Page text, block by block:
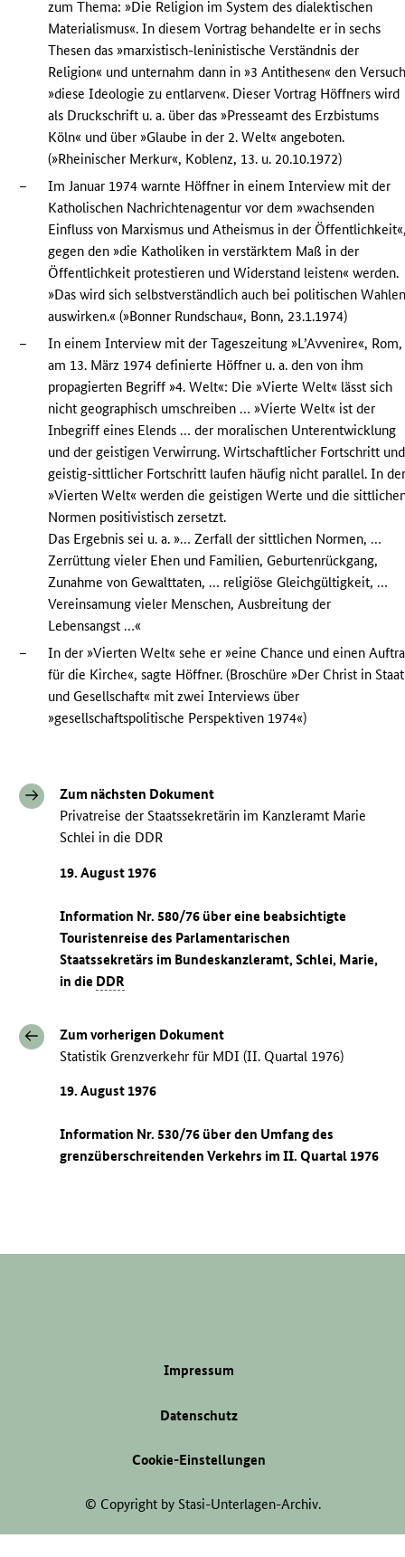
zum Thema: »Die Religion im System des dialektischen
Materialismus«. In diesem Vortrag behandelte er in sechs
Thesen das »marxistisch-leninistische Verständnis der
Religion« und unternahm dann in »3 Antithesen« den
»diese Ideologie zu entlarven«. Dieser Vortrag Höffners wird
als Druckschrift u. a. über das »Presseamt des Erzbistums
Köln« und über »Glaube in der 2. Welt« angeboten.
(»Rheinischer Merkur«, Koblenz, 13. u. 20.10.1972)
–
Im Januar 1974 warnte Höffner in einem Interview mit der
Katholischen Nachrichtenagentur vor dem »wachsenden
Einfluss von Marxismus und Atheismus in der
gegen den »die Katholiken in verstärktem Maß in der
Öffentlichkeit protestieren und Widerstand leisten« werden.
»Das wird sich selbstverständlich auch bei politischen
auswirken.« (»Bonner Rundschau«, Bonn, 23.1.1974)
–
In einem Interview mit der Tageszeitung »L’Avvenire«, Rom,
am 13. März 1974 definierte Höffner u. a. den von ihm
propagierten Begriff »4. Welt«: Die »Vierte Welt« lässt sich
nicht geographisch umschreiben … »Vierte Welt« ist der
Inbegriff eines Elends … der moralischen Unterentwicklung
und der geistigen Verwirrung. Wirtschaftlicher Fortschritt und
geistig-sittlicher Fortschritt laufen häufig nicht parallel. In
»Vierten Welt« werden die geistigen Werte und die
Normen positivistisch zersetzt.
Das Ergebnis sei u. a. »… Zerfall der sittlichen Normen, …
Zerrüttung vieler Ehen und Familien, Geburtenrückgang,
Zunahme von Gewalttaten, … religiöse Gleichgültigkeit, …
Vereinsamung vieler Menschen, Ausbreitung der
Lebensangst …«
–
In der »Vierten Welt« sehe er »eine Chance und einen
für die Kirche«, sagte Höffner. (Broschüre »Der Christ in Staat
und Gesellschaft« mit zwei Interviews über
»gesellschaftspolitische Perspektiven 1974«)
Zum nächsten Dokument
Privatreise der Staatssekretärin im Kanzleramt Marie
Schlei in die DDR
19. August 1976
Information Nr. 580/76 über eine beabsichtigte
Touristenreise des Parlamentarischen
Staatssekretärs im Bundeskanzleramt, Schlei, Marie,
in die DDR
Zum vorherigen Dokument
Statistik Grenzverkehr für MDI (II. Quartal 1976)
19. August 1976
Information Nr. 530/76 über den Umfang des
grenzüberschreitenden Verkehrs im II. Quartal 1976
Impressum
Datenschutz
Cookie-Einstellungen
© Copyright by Stasi-Unterlagen-Archiv.